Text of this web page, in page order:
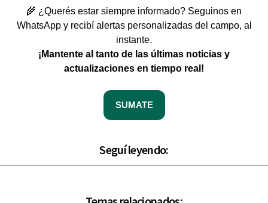
🌾 ¿Querés estar siempre informado? Seguinos en
WhatsApp y recibí alertas personalizadas del campo, al
instante.
¡Mantente al tanto de las últimas noticias y
actualizaciones en tiempo real!
SUMATE
Seguí leyendo: